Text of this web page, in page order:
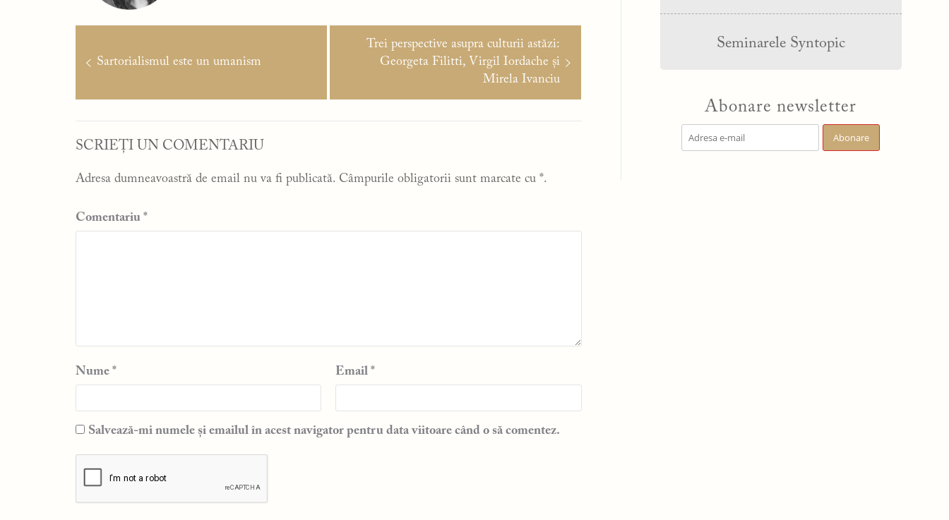
articole
Articolul
Sartorialismul este un umanism
Articolul
următor:
Trei perspective asupra culturii astăzi:
Georgeta Filitti, Virgil Iordache și
Mirela Ivanciu
SCRIEȚI UN COMENTARIU
Adresa dumneavoastră de email nu va fi publicată. Câmpurile obligatorii sunt marcate cu *.
Comentariu *
Nume * Email*
Salvează-mi numele și emailul în acest navigator pentru data viitoare când o să comentez.
Seminarele Syntopic
Abonare newsletter